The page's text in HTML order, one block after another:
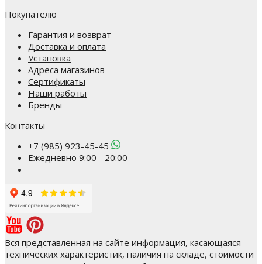
Покупателю
Гарантия и возврат
Доставка и оплата
Установка
Адреса магазинов
Сертификаты
Наши работы
Бренды
Контакты
+7 (985) 923-45-45
Ежедневно 9:00 - 20:00
Вся представленная на сайте информация, касающаяся
технических характеристик, наличия на складе, стоимости